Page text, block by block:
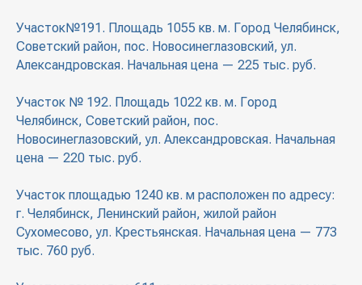
Участок№191. Площадь 1055 кв. м. Город Челябинск,
Советский район, пос. Новосинеглазовский, ул.
Александровская. Начальная цена — 225 тыс. руб.
Участок № 192. Площадь 1022 кв. м. Город
Челябинск, Советский район, пос.
Новосинеглазовский, ул. Александровская. Начальная
цена — 220 тыс. руб.
Участок площадью 1240 кв. м расположен по адресу:
г. Челябинск, Ленинский район, жилой район
Сухомесово, ул. Крестьянская. Начальная цена — 773
тыс. 760 руб.